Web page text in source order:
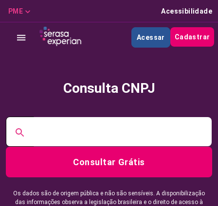
PME Acessibilidade
Acessar Cadastrar
Consulta CNPJ
Consultar Grátis
Os dados são de origem pública e não são sensíveis. A disponibilização
das informações observa a legislação brasileira e o direito de acesso à